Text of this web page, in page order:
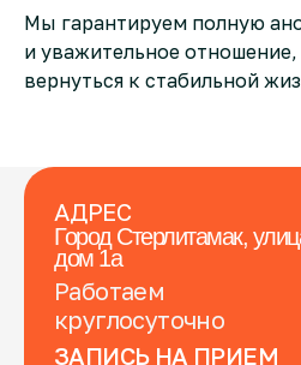
Мы гарантируем полную
и уважительное
вернуться к стабильной
АДРЕС
Город Стерлитамак,
дом 1а
Работаем
круглосуточно
ЗАПИСЬ НА ПРИЕМ